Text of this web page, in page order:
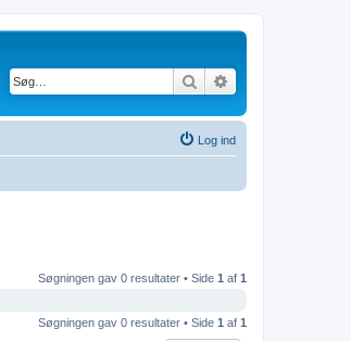
Søg
Log ind
Søgningen gav 0 resultater • Side 1 af 1
Søgningen gav 0 resultater • Side 1 af 1